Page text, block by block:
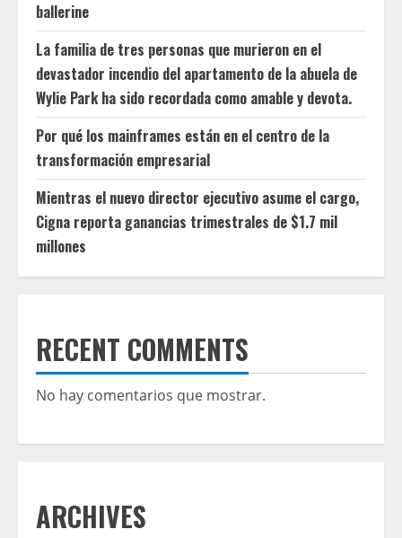
ballerine
La familia de tres personas que murieron en el
devastador incendio del apartamento de la abuela de
Wylie Park ha sido recordada como amable y devota.
Por qué los mainframes están en el centro de la
transformación empresarial
Mientras el nuevo director ejecutivo asume el cargo,
Cigna reporta ganancias trimestrales de $1.7 mil
millones
RECENT COMMENTS
No hay comentarios que mostrar.
ARCHIVES